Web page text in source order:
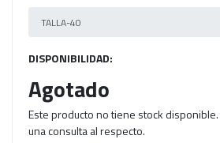
DISPONIBILIDAD:
Agotado
Este producto no tiene stock
una consulta al respecto.